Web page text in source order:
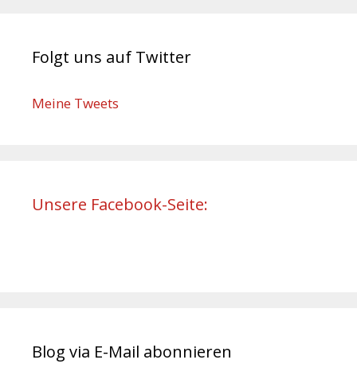
Folgt uns auf Twitter
Meine Tweets
Unsere Facebook-Seite:
Blog via E-Mail abonnieren